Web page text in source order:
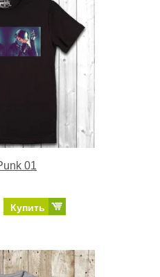
каждый
ВЕРСИЯ САЙТА
01
Купить